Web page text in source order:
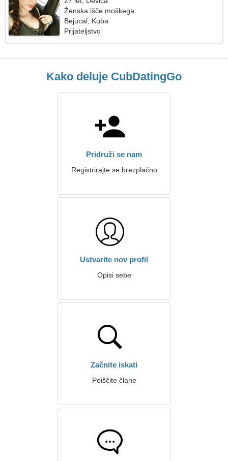
Ženska išče moškega
Bejucal, Kuba
Prijateljstvo
Kako deluje CubDatingGo
Pridruži se nam
Registrirajte se brezplačno
Ustvarite nov profil
Opisi sebe
Začnite iskati
Poiščite člane